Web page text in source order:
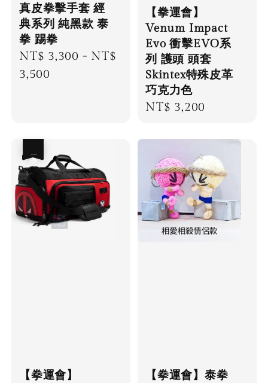
真皮拳擊手套 經
典系列 純黑款 泰
拳 踢拳
Regular
price
NT$ 3,300 - NT$
3,500
【拳運會】
Venum Impact
Evo 衝擊EVO系
列 護頭 頭套
Skintex特殊皮革
巧克力色
Regular
NT$ 3,200
【拳運會】
【拳運會】泰拳